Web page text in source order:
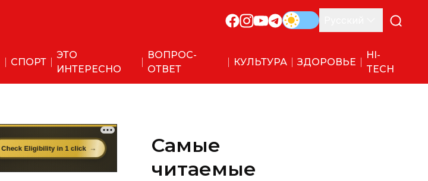
СПОРТ
ЭТО
ИНТЕРЕСНО
ВОПРОС-
ОТВЕТ
КУЛЬТУРА ЗДОРОВЬЕ
HI-
TECH
Самые
читаемые